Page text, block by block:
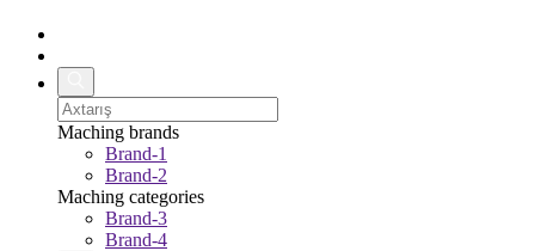
Maching brands
Brand-1
Brand-2
Maching categories
Brand-3
Brand-4